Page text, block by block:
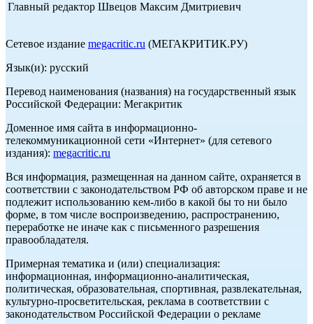
Главный редактор Швецов Максим Дмитриевич
Сетевое издание megacritic.ru (МЕГАКРИТИК.РУ)
Язык(и): русский
Перевод наименования (названия) на государственный язык
Российской Федерации: Мегакритик
Доменное имя сайта в информационно-
телекоммуникационной сети «Интернет» (для сетевого
издания): megacritic.ru
Вся информация, размещенная на данном сайте, охраняется в
соответствии с законодательством РФ об авторском праве и не
подлежит использованию кем-либо в какой бы то ни было
форме, в том числе воспроизведению, распространению,
переработке не иначе как с письменного разрешения
правообладателя.
Примерная тематика и (или) специализация:
информационная, информационно-аналитическая,
политическая, образовательная, спортивная, развлекательная,
культурно-просветительская, реклама в соответствии с
законодательством Российской Федерации о рекламе